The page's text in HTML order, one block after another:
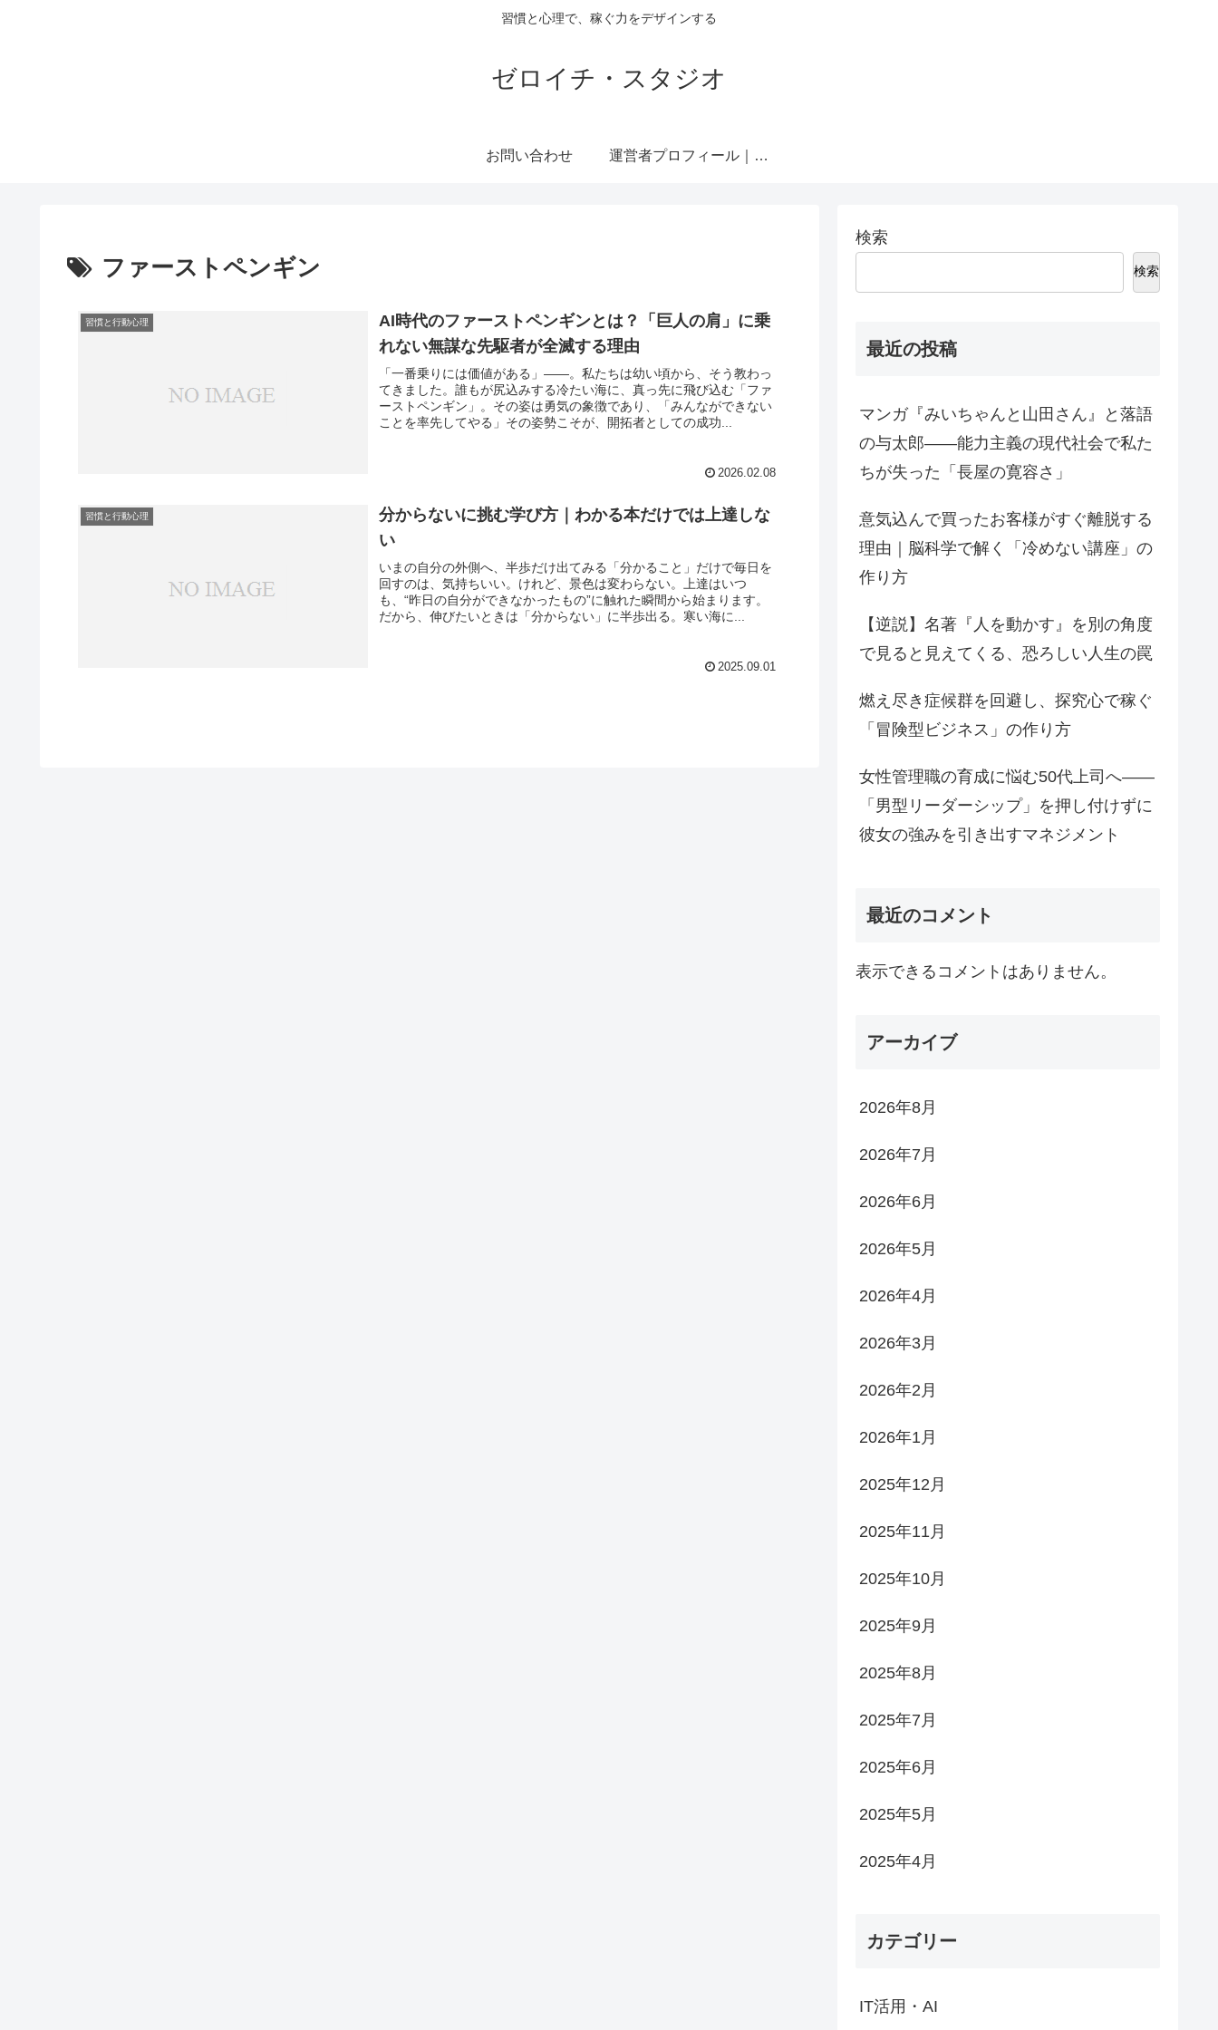
習慣と心理で、稼ぐ力をデザインする
ゼロイチ・スタジオ
お問い合わせ 運営者プロフィール｜ミライジュウ
ファーストペンギン
習慣と行動心理
AI時代のファーストペンギンとは？「巨人の肩」に乗
れない無謀な先駆者が全滅する理由
「一番乗りには価値がある」——。私たちは幼い頃から、そう教わっ
てきました。誰もが尻込みする冷たい海に、真っ先に飛び込む「ファ
ーストペンギン」。その姿は勇気の象徴であり、「みんなができない
ことを率先してやる」その姿勢こそが、開拓者としての成功...
2026.02.08
習慣と行動心理
分からないに挑む学び方｜わかる本だけでは上達しな
い
いまの自分の外側へ、半歩だけ出てみる「分かること」だけで毎日を
回すのは、気持ちいい。けれど、景色は変わらない。上達はいつ
も、“昨日の自分ができなかったもの”に触れた瞬間から始まります。
だから、伸びたいときは「分からない」に半歩出る。寒い海に...
2025.09.01
検索
検索
最近の投稿
マンガ『みいちゃんと山田さん』と落語
の与太郎——能力主義の現代社会で私た
ちが失った「長屋の寛容さ」
意気込んで買ったお客様がすぐ離脱する
理由｜脳科学で解く「冷めない講座」の
作り方
【逆説】名著『人を動かす』を別の角度
で見ると見えてくる、恐ろしい人生の罠
燃え尽き症候群を回避し、探究心で稼ぐ
「冒険型ビジネス」の作り方
女性管理職の育成に悩む50代上司へ——
「男型リーダーシップ」を押し付けずに
彼女の強みを引き出すマネジメント
最近のコメント
表示できるコメントはありません。
アーカイブ
2026年8月
2026年7月
2026年6月
2026年5月
2026年4月
2026年3月
2026年2月
2026年1月
2025年12月
2025年11月
2025年10月
2025年9月
2025年8月
2025年7月
2025年6月
2025年5月
2025年4月
カテゴリー
IT活用・AI